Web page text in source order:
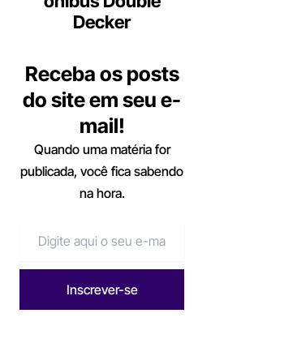
Decker
Receba os posts
do site em seu e-
mail!
Quando uma matéria for
publicada, você fica sabendo
na hora.
Inscrever-se